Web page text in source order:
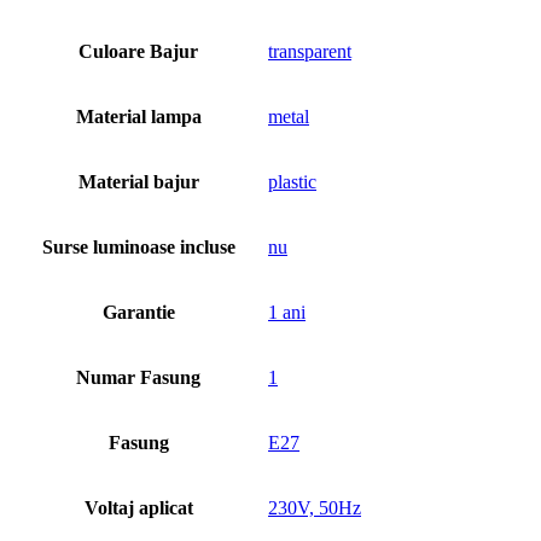
Culoare Bajur transparent
Material lampa metal
Material bajur plastic
Surse luminoase incluse nu
Garantie 1 ani
Numar Fasung 1
Fasung E27
Voltaj aplicat 230V, 50Hz